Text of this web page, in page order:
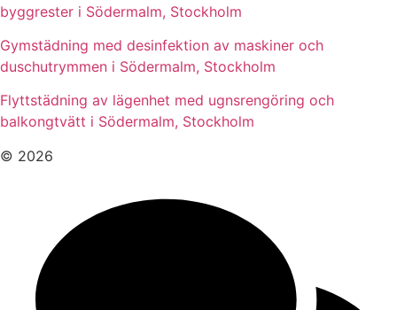
byggrester i Södermalm, Stockholm
Gymstädning med desinfektion av maskiner och
duschutrymmen i Södermalm, Stockholm
Flyttstädning av lägenhet med ugnsrengöring och
balkongtvätt i Södermalm, Stockholm
© 2026